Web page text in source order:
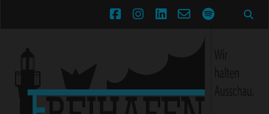
facebookinstagram
linkedin
email-spotify